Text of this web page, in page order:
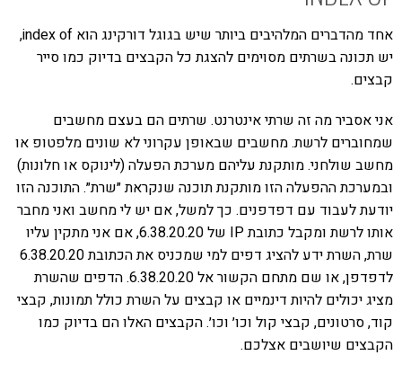
אחד מהדברים המלהיבים ביותר שיש בגוגל דורקינג הוא index of,
יש תכונה בשרתים מסוימים להצגת כל הקבצים בדיוק כמו סייר
קבצים.
אני אסביר מה זה שרתי אינטרנט. שרתים הם בעצם מחשבים
שמחוברים לרשת. מחשבים שבאופן עקרוני לא שונים מלפטופ או
מחשב שולחני. מותקנת עליהם מערכת הפעלה (לינוקס או חלונות)
ובמערכת ההפעלה הזו מותקנת תוכנה שנקראת ״שרת״. התוכנה הזו
יודעת לעבוד עם דפדפנים. כך למשל, אם יש לי מחשב ואני מחבר
אותו לרשת ומקבל כתובת IP של 6.38.20.20, אם אני מתקין עליו
שרת, השרת ידע להציג דפים למי שמכניס את הכתובת 6.38.20.20
לדפדפן, או שם מתחם הקשור אל 6.38.20.20. הדפים שהשרת
מציג יכולים להיות דינמיים או קבצים על השרת כולל תמונות, קבצי
קוד, סרטונים, קבצי קול וכו׳ וכו׳. הקבצים האלו הם בדיוק כמו
הקבצים שיושבים אצלכם.